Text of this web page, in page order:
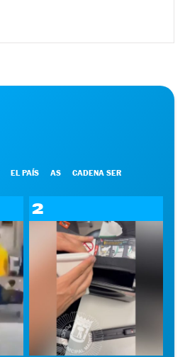
EL PAÍS AS CADENA SER
2